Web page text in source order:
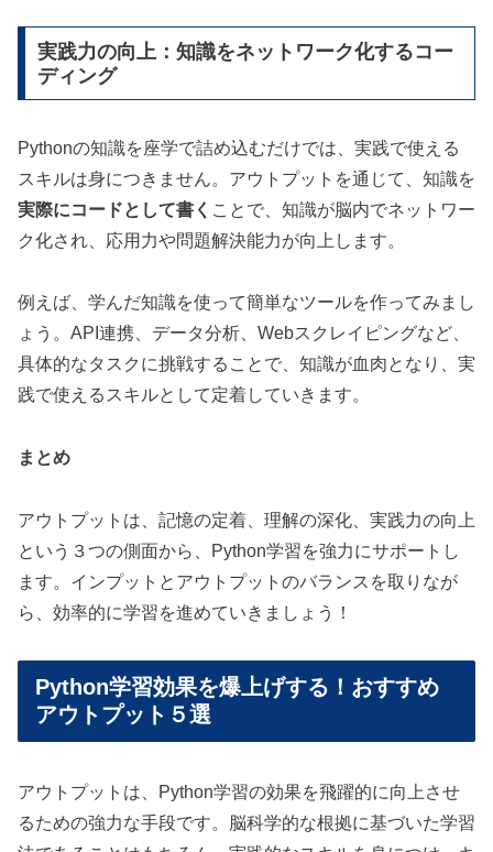
実践力の向上：知識をネットワーク化するコー
ディング
Pythonの知識を座学で詰め込むだけでは、実践で使える
スキルは身につきません。アウトプットを通じて、知識を
実際にコードとして書く ことで、知識が脳内でネットワー
ク化され、応用力や問題解決能力が向上します。
例えば、学んだ知識を使って簡単なツールを作ってみまし
ょう。API連携、データ分析、Webスクレイピングなど、
具体的なタスクに挑戦することで、知識が血肉となり、実
践で使えるスキルとして定着していきます。
まとめ
アウトプットは、記憶の定着、理解の深化、実践力の向上
という３つの側面から、Python学習を強力にサポートし
ます。インプットとアウトプットのバランスを取りなが
ら、効率的に学習を進めていきましょう！
Python学習効果を爆上げする！おすすめ
アウトプット５選
アウトプットは、Python学習の効果を飛躍的に向上させ
るための強力な手段です。脳科学的な根拠に基づいた学習